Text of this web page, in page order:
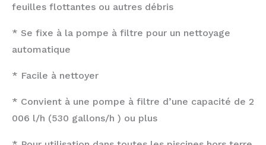
feuilles flottantes ou autres débris
* Se fixe à la pompe à filtre pour un nettoyage
automatique
* Facile à nettoyer
* Convient à une pompe à filtre d’une capacité de 2
006 l/h (530 gallons/h ) ou plus